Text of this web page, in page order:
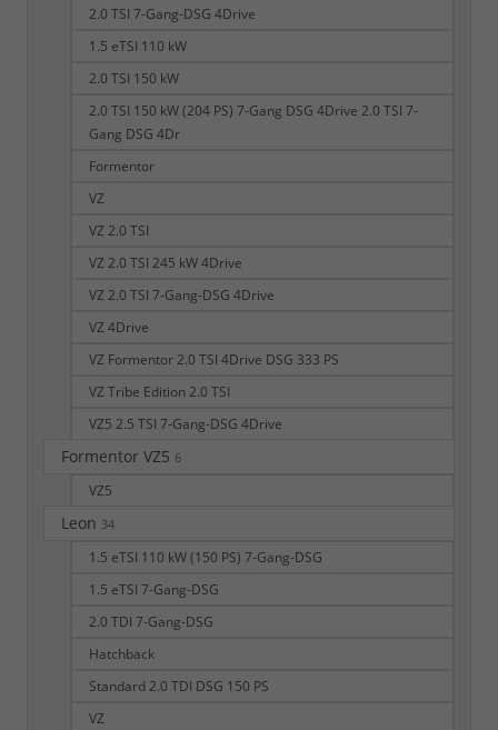
2.0 TSI 7-Gang-DSG 4Drive
1.5 eTSI 110 kW
2.0 TSI 150 kW
2.0 TSI 150 kW (204 PS) 7-Gang DSG 4Drive 2.0 TSI 7-
Gang DSG 4Dr
Formentor
VZ
VZ 2.0 TSI
VZ 2.0 TSI 245 kW 4Drive
VZ 2.0 TSI 7-Gang-DSG 4Drive
VZ 4Drive
VZ Formentor 2.0 TSI 4Drive DSG 333 PS
VZ Tribe Edition 2.0 TSI
VZ5 2.5 TSI 7-Gang-DSG 4Drive
Formentor VZ5 6
VZ5
Leon 34
1.5 eTSI 110 kW (150 PS) 7-Gang-DSG
1.5 eTSI 7-Gang-DSG
2.0 TDI 7-Gang-DSG
Hatchback
Standard 2.0 TDI DSG 150 PS
VZ